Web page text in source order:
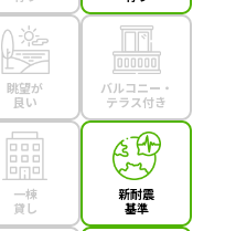
眺望が
良い
バルコニー・
テラス付き
一棟
貸し
新耐震
基準